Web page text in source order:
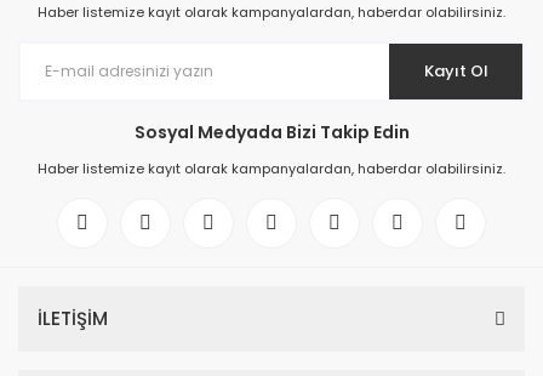
Haber listemize kayıt olarak kampanyalardan, haberdar olabilirsiniz.
Kayıt Ol
Sosyal Medyada Bizi Takip Edin
Haber listemize kayıt olarak kampanyalardan, haberdar olabilirsiniz.
İLETİŞİM